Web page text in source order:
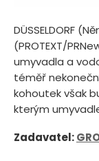
DÜSSELDORF
(PROTEXT/
umyvadla a
téměř
kohoutek však
kterým
Zadavatel: